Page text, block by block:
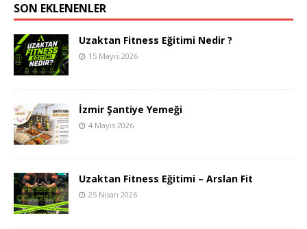
SON EKLENENLER
Uzaktan Fitness Eğitimi Nedir ?
15 Mayıs 2026
İzmir Şantiye Yemeği
4 Mayıs 2026
Uzaktan Fitness Eğitimi – Arslan Fit
25 Nisan 2026